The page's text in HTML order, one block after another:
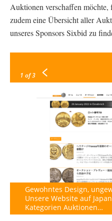
Auktionen verschaffen
zudem eine Übersicht aller
unseres Sponsors Sixbid zu
1 of 3
Gewohntes Design,
Unsere Website auf
Kategorien Auktionen…